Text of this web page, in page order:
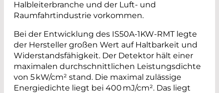
Halbleiterbranche und der Luft- und
Raumfahrtindustrie vorkommen.
Bei der Entwicklung des IS50A-1KW-RMT legte
der Hersteller großen Wert auf Haltbarkeit und
Widerstandsfähigkeit. Der Detektor hält einer
maximalen durchschnittlichen Leistungsdichte
von 5 kW/cm² stand. Die maximal zulässige
Energiedichte liegt bei 400 mJ/cm². Das liegt